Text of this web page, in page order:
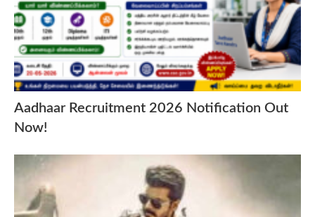
Aadhaar Recruitment 2026 Notification Out
Now!